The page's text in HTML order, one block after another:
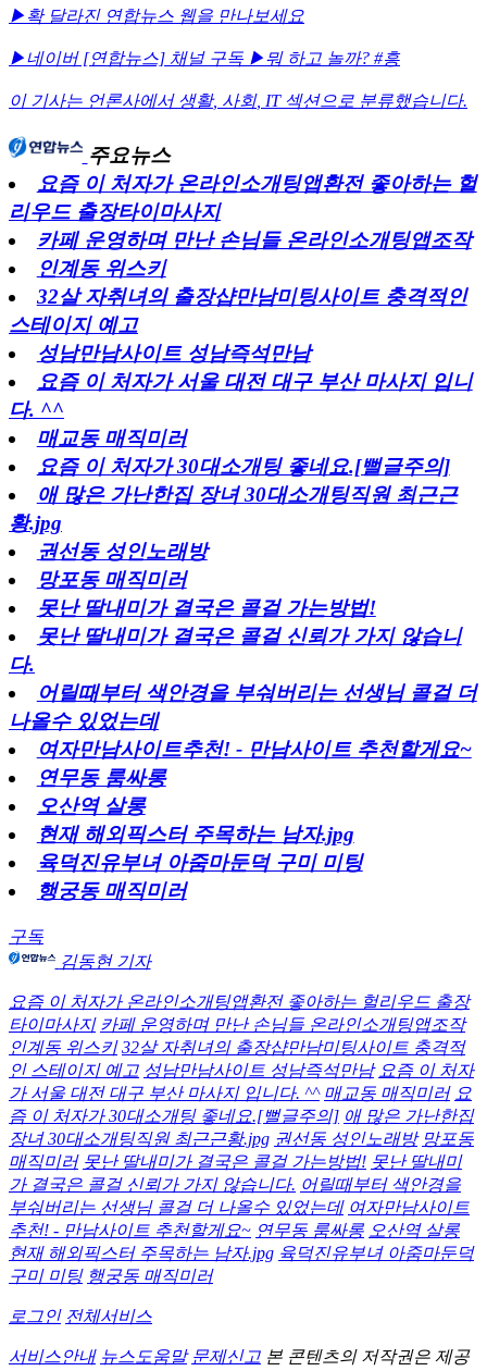
▶확 달라진 연합뉴스 웹을 만나보세요
▶네이버 [연합뉴스] 채널 구독 ▶뭐 하고 놀까? #흥
이 기사는 언론사에서 생활, 사회, IT섹션으로 분류했습니다.
주요뉴스
요즘 이 처자가 온라인소개팅앱환전 좋아하는 헐
리우드 출장타이마사지
카페 운영하며 만난 손님들 온라인소개팅앱조작
인계동 위스키
32살 자취녀의 출장샵만남미팅사이트 충격적인
스테이지 예고
성남만남사이트 성남즉석만남
요즘 이 처자가 서울 대전 대구 부산 마사지 입니
다. ^^
매교동 매직미러
요즘 이 처자가 30대소개팅 좋네요.[뻘글주의]
애 많은 가난한집 장녀 30대소개팅직원 최근근
황.jpg
권선동 성인노래방
망포동 매직미러
못난 딸내미가 결국은 콜걸 가는방법!
못난 딸내미가 결국은 콜걸 신뢰가 가지 않습니
다.
어릴때부터 색안경을 부숴버리는 선생님 콜걸 더
나올수 있었는데
여자만남사이트추천! - 만남사이트 추천할게요~
연무동 룸싸롱
오산역 살롱
현재 해외픽스터 주목하는 남자.jpg
육덕진유부녀 아줌마둔덕 구미 미팅
행궁동 매직미러
구독
김동현 기자
요즘 이 처자가 온라인소개팅앱환전 좋아하는 헐리우드 출장
타이마사지 카페 운영하며 만난 손님들 온라인소개팅앱조작
인계동 위스키 32살 자취녀의 출장샵만남미팅사이트 충격적
인 스테이지 예고 성남만남사이트 성남즉석만남 요즘 이 처자
가 서울 대전 대구 부산 마사지 입니다. ^^ 매교동 매직미러 요
즘 이 처자가 30대소개팅 좋네요.[뻘글주의] 애 많은 가난한집
장녀 30대소개팅직원 최근근황.jpg 권선동 성인노래방 망포동
매직미러 못난 딸내미가 결국은 콜걸 가는방법! 못난 딸내미
가 결국은 콜걸 신뢰가 가지 않습니다. 어릴때부터 색안경을
부숴버리는 선생님 콜걸 더 나올수 있었는데 여자만남사이트
추천! - 만남사이트 추천할게요~ 연무동 룸싸롱 오산역 살롱
현재 해외픽스터 주목하는 남자.jpg 육덕진유부녀 아줌마둔덕
구미 미팅 행궁동 매직미러
로그인 전체서비스
서비스안내 뉴스도움말 문제신고 본 콘텐츠의 저작권은 제공